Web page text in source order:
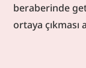
beraberinde
ortaya çıkması